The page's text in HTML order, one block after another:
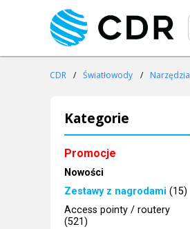
CDR / Światłowody / Narzędzia
Kategorie
Promocje
Nowości
Zestawy z nagrodami (15)
Access pointy / routery
(521)